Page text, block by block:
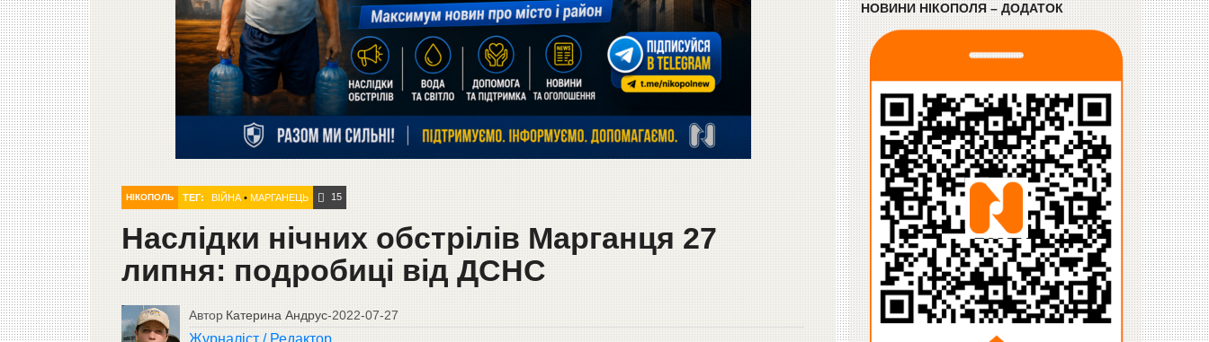
НІКОПОЛЬ ТЕГ: ВІЙНА• МАРГАНЕЦЬ 15
Наслідки нічних обстрілів Марганця 27
липня: подробиці від ДСНС
Автор Катерина Андрус-2022-07-27
НОВИНИ НІКОПОЛЯ – ДОДАТОК